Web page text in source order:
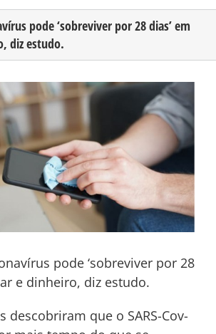
pode ‘sobreviver por 28 dias’ em
diz estudo.
pode ‘sobreviver por 28
e dinheiro, diz estudo.
descobriram que o SARS-Cov-